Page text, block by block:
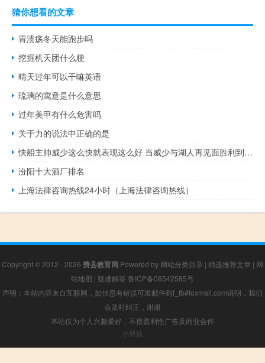
猜你想看的文章
胃溃疡冬天能跑步吗
挖掘机天团什么梗
晴天过年可以干嘛英语
琉璃的寓意是什么意思
过年美甲有什么危害吗
关于力的说法中正确的是
快船主帅威少这么快就表现这么好 当威少与湖人再见面胜利到手的微笑比一切都重要
汾阳十大酒厂排名
上海法律咨询热线24小时（上海法律咨询热线）
Copyright © 2012 - 2026 费县教育网 Powered by 网站分类目录 | 精选推荐文章 | 网
站地图 | 疑难解答 鲁ICP备08542585号
声明：本站内容来自互联网，如信息有错误可发邮件到f_fb#foxmail.com说明，我们
会及时纠正，谢谢
本站仅为个人兴趣爱好，不接盈利性广告及商业合作
小男孩